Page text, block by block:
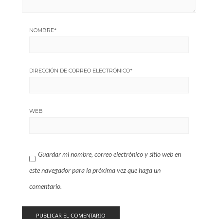
NOMBRE*
DIRECCIÓN DE CORREO ELECTRÓNICO*
WEB
Guardar mi nombre, correo electrónico y sitio web en
este navegador para la próxima vez que haga un
comentario.